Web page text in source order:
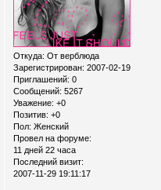
Откуда: От верблюда
Зарегистрирован: 2007-02-19
Приглашений: 0
Сообщений: 5267
Уважение: +0
Позитив: +0
Пол: Женский
Провел на форуме:
11 дней 22 часа
Последний визит:
2007-11-29 19:11:17